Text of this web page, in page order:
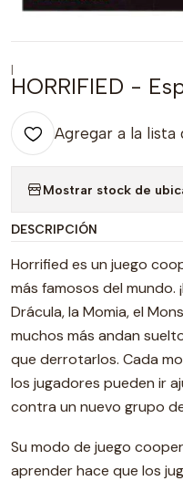
|
HORRIFIED -
Agregar a la lista
Mostrar stock de
DESCRIPCIÓN
Horrified es un juego
más famosos del mundo.
Drácula, la Momia, el
muchos más andan
que derrotarlos. Cada
los jugadores pueden ir
contra un nuevo grupo
Su modo de juego
aprender hace que los